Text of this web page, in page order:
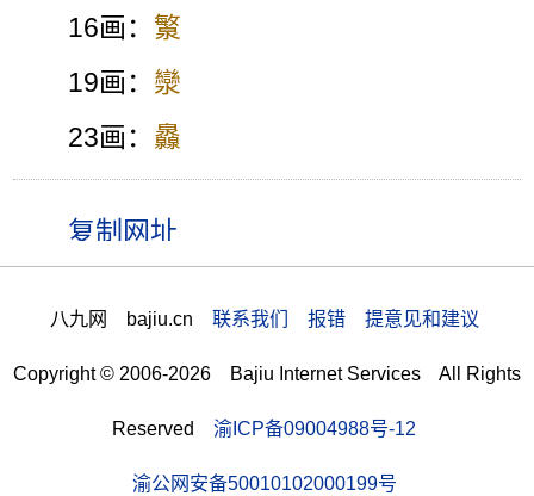
16画： 瀪
19画： 灓
23画： 灥
八九网 bajiu.cn 联系我们 报错 提意见和建议
Copyright © 2006-2026 Bajiu Internet Services All Rights
Reserved 渝ICP备09004988号-12
渝公网安备50010102000199号